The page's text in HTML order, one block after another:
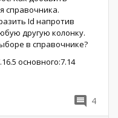
справочника.
Id напротив
другую колонку.
в справочнике?
основного:7.14
4